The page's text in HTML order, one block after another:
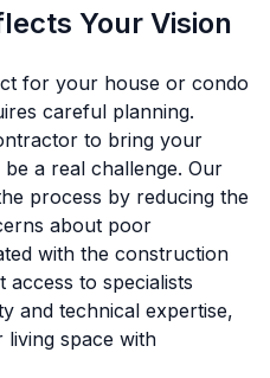
Your Vision
for your house or condo
careful planning.
to bring your
a real challenge. Our
process by reducing the
about poor
with the construction
access to specialists
and technical expertise,
space with